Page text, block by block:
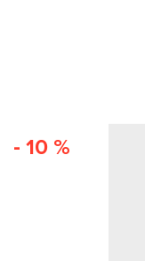
- 10 %